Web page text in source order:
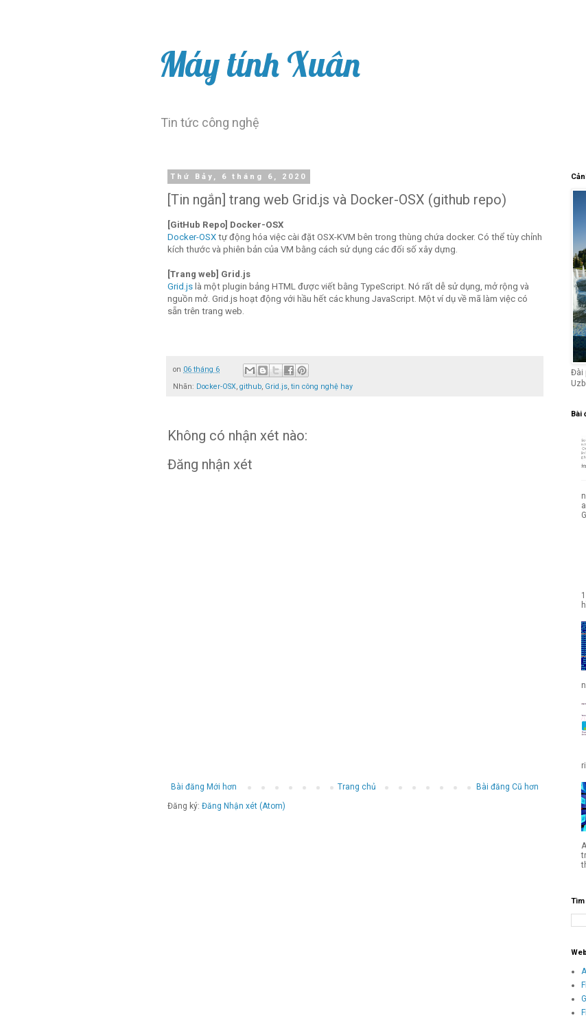
Máy tính Xuân
Tin tức công nghệ
Thứ Bảy, 6 tháng 6, 2020
[Tin ngắn] trang web Grid.js và Docker-OSX (github repo)
[GitHub Repo] Docker-OSX
Docker-OSX tự động hóa việc cài đặt OSX-KVM bên trong thùng chứa docker. Có thể tùy chỉnh
kích thước và phiên bản của VM bằng cách sử dụng các đối số xây dựng.
[Trang web] Grid.js
Grid.js là một plugin bảng HTML được viết bằng TypeScript. Nó rất dễ sử dụng, mở rộng và
nguồn mở. Grid.js hoạt động với hầu hết các khung JavaScript. Một ví dụ về mã làm việc có
sẵn trên trang web.
on 06 tháng 6
Nhãn: Docker-OSX github Grid.js tin công nghệ hay
Không có nhận xét nào:
Đăng nhận xét
Bài đăng Mới hơn Bài đăng Cũ hơn
Trang chủ
Đăng ký: Đăng Nhận xét (Atom)
Đài
Bài
Tìm